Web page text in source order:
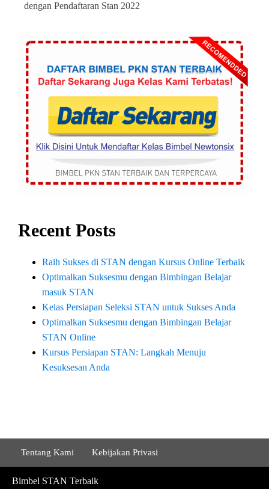
dengan Pendaftaran Stan 2022
Recent Posts
Raih Sukses di STAN dengan Kursus Online Terbaik
Optimalkan Suksesmu dengan Bimbingan Belajar
masuk STAN
Kelas Persiapan Seleksi STAN untuk Sukses Anda
Optimalkan Suksesmu dengan Bimbingan Belajar
STAN Online
Kursus Persiapan STAN: Langkah Menuju
Kesuksesan Anda
Tentang Kami Kebijakan Privasi
Bimbel STAN Terbaik